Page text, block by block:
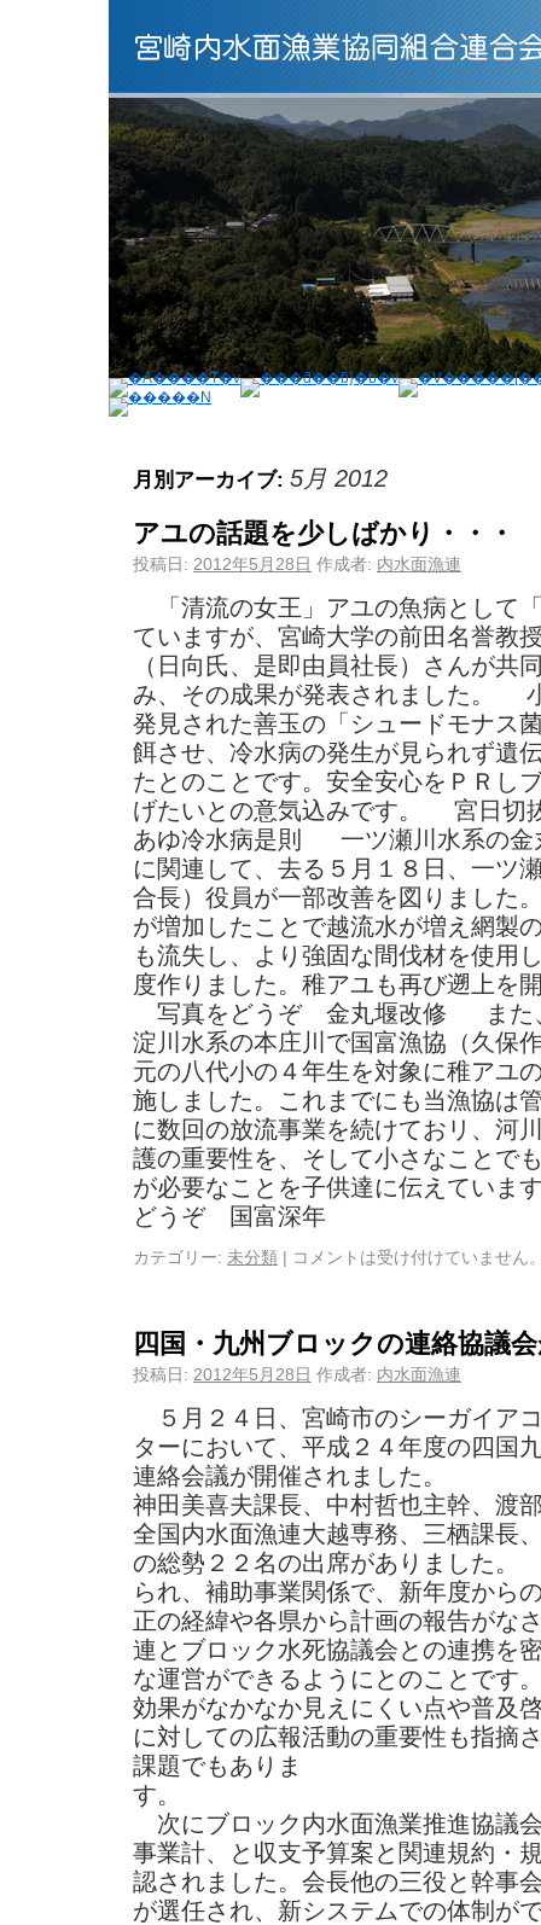
月別アーカイブ: 5月 2012
アユの話題を少しばかり・・・
投稿日: 2012年5月28日 作成者: 内水面漁連
「清流の女王」アユの魚病として
ていますが、宮崎大学の前田名誉教
（日向氏、是即由員社長）さんが共
み、その成果が発表されました。
発見された善玉の「シュードモナス
餌させ、冷水病の発生が見られず遺
たとのことです。安全安心をＰＲし
げたいとの意気込みです。 宮日
あゆ冷水病是則 一ツ瀬川水系の金
に関連して、去る５月１８日、一ツ
合長）役員が一部改善を図りました
が増加したことで越流水が増え網製
も流失し、より強固な間伐材を使用
度作りました。稚アユも再び遡上を
写真をどうぞ 金丸堰改修 また
淀川水系の本庄川で国富漁協（久保
元の八代小の４年生を対象に稚アユ
施しました。これまでにも当漁協は
に数回の放流事業を続けておリ、河
護の重要性を、そして小さなことで
が必要なことを子供達に伝えてい
どうぞ 国富深年
カテゴリー: 未分類 | コメントは受け付けていません
四国・九州ブロックの連絡協議
投稿日: 2012年5月28日 作成者: 内水面漁連
５月２４日、宮崎市のシーガイア
ターにおいて、平成２４年度の四国
連絡会議が開催されました。
神田美喜夫課長、中村哲也主幹、渡
全国内水面漁連大越専務、三栖課長
の総勢２２名の出席がありました
られ、補助事業関係で、新年度から
正の経緯や各県から計画の報告がな
連とブロック水死協議会との連携を
な運営ができるようにとのことです
効果がなかなか見えにくい点や普及
に対しての広報活動の重要性も指摘
課題でもありま
次にブロック内水面漁業推進協議
事業計、と収支予算案と関連規約・
認されました。会長他の三役と幹事
が選任され、新システムでの体制が